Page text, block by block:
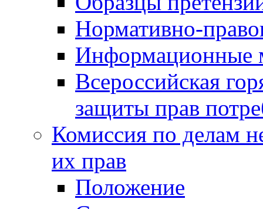
Нормативно-
Информационные
Всероссийская
защиты прав
Комиссия по делам
их прав
Положение